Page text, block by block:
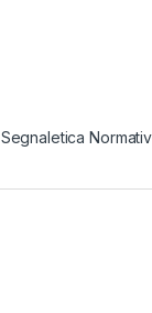
Segnaletica